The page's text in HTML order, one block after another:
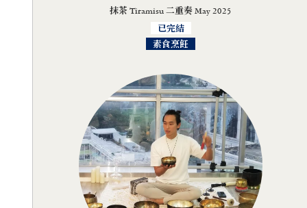
抹茶 Tiramisu 二重奏 May 2025
已完結
素食烹飪